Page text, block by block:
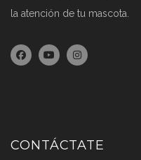
la atención de tu mascota.
CONTÁCTATE